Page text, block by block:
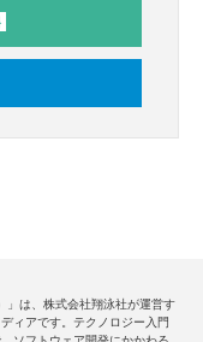
」は、株式会社翔泳社が運営す
ィアです。テクノロジー入門